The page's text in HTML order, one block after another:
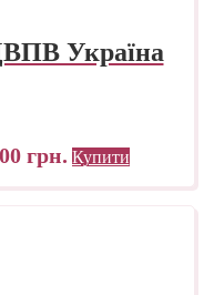
Україна
грн. Купити